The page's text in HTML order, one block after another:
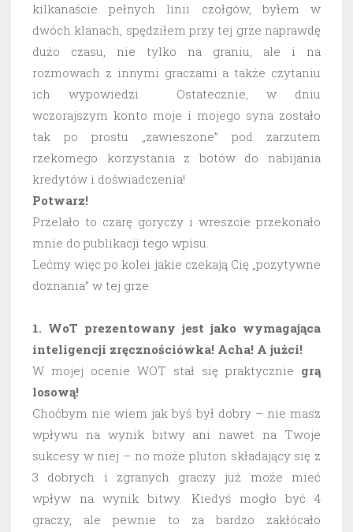
kilkanaście pełnych linii czołgów, byłem w
dwóch klanach, spędziłem przy tej grze naprawdę
dużo czasu, nie tylko na graniu, ale i na
rozmowach z innymi graczami a także czytaniu
ich wypowiedzi. Ostatecznie, w dniu
wczorajszym konto moje i mojego syna zostało
tak po prostu „zawieszone” pod zarzutem
rzekomego korzystania z botów do nabijania
kredytów i doświadczenia!
Potwarz!
Przelało to czarę goryczy i wreszcie przekonało
mnie do publikacji tego wpisu.
Lećmy więc po kolei jakie czekają Cię „pozytywne
doznania” w tej grze:
1. WoT prezentowany jest jako wymagająca
inteligencji zręcznościówka! Acha! A jużci!
W mojej ocenie WOT stał się praktycznie grą
losową!
Choćbym nie wiem jak byś był dobry – nie masz
wpływu na wynik bitwy ani nawet na Twoje
sukcesy w niej – no może pluton składający się z
3 dobrych i zgranych graczy już może mieć
wpływ na wynik bitwy. Kiedyś mogło być 4
graczy, ale pewnie to za bardzo zakłócało